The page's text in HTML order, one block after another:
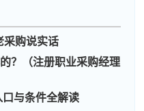
采购说实话
？（注册职业采购经理
与条件全解读
2026-08-06
2026-08-09